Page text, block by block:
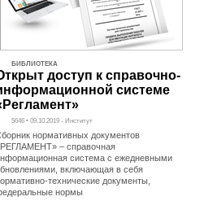
БИБЛИОТЕКА
доступ к справочно-
системе
5646 • 09.10.2019 - Институт
нормативных документов
– справочная
система с ежедневными
включающая в себя
технические документы,
нормы